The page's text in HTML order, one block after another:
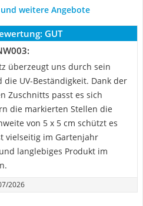
weitere Angebote
GUT
überzeugt uns durch sein
UV-Beständigkeit. Dank der
Zuschnitts passt es sich
die markierten Stellen die
von 5 x 5 cm schützt es
vielseitig im Gartenjahr
langlebiges Produkt im
2026